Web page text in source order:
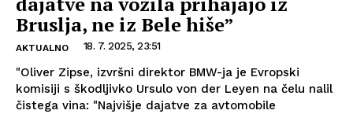
Bruslja, ne iz Bele hiše”
AKTUALNO 18. 7. 2025, 23:51
"Oliver Zipse, izvršni direktor BMW-ja je Evropski
komisiji s škodljivko Ursulo von der Leyen na čelu nalil
čistega vina: "Najvišje dajatve za avtomobile